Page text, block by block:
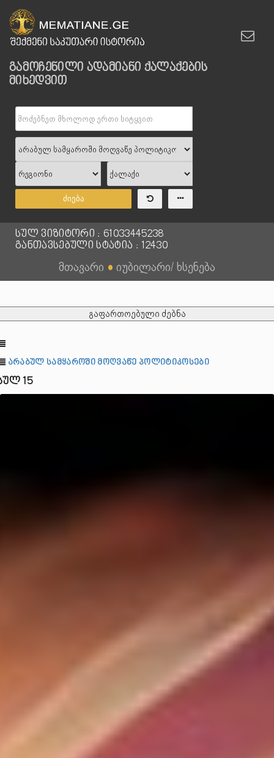
გამოჩენილი ადამიანი ქალაქების
მიხედვით
ძიება
სულ ვიზიტორი : 61033445238
განთავსებული სტატია : 12430
მთავარი ● იუბილარი/ ხსენება
გაფართოებული ძებნა
არაბულ სამყაროში მოღვაწე პოლიტიკოსები
15